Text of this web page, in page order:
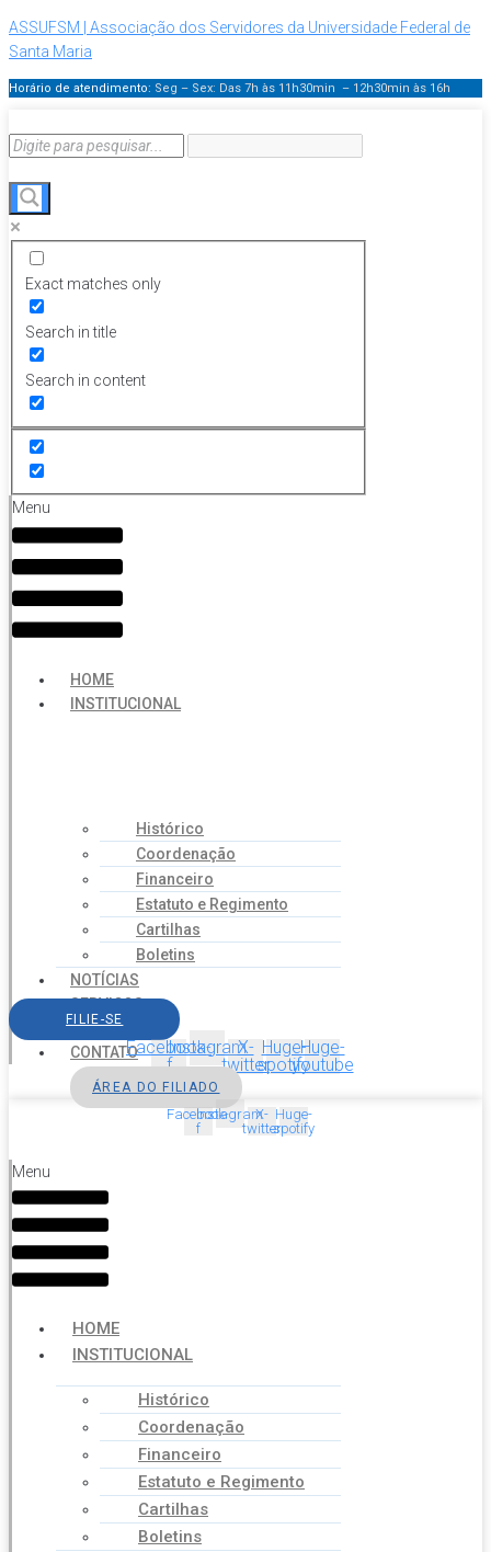
ASSUFSM | Associação dos Servidores da Universidade Federal de
Santa Maria
Horário de atendimento: Seg – Sex: Das 7h às 11h30min – 12h30min às 16h
Exact matches only
Search in title
Search in content
Menu
HOME
INSTITUCIONAL
Histórico
Coordenação
Financeiro
Estatuto e Regimento
Cartilhas
Boletins
NOTÍCIAS
SERVIÇOS
AGENDA
CONTATO
FILIE-SE
Facebook-
f
InstagramX-
twitter
Huge-
spotify
Huge-
youtube
ÁREA DO FILIADO
Facebook-
f
InstagramX-
twitter
Huge-
spotify
Menu
HOME
INSTITUCIONAL
Histórico
Coordenação
Financeiro
Estatuto e Regimento
Cartilhas
Boletins